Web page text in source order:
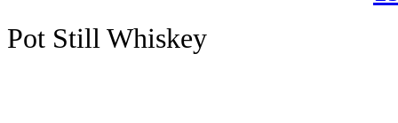
Pot Still Whiskey